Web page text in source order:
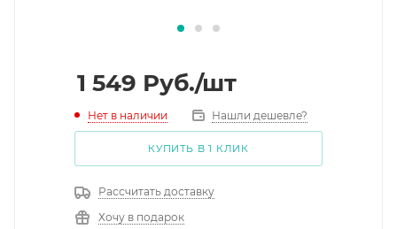
1 549 Руб./шт
Нет в наличии Нашли дешевле?
КУПИТЬ В 1 КЛИК
Рассчитать доставку
Хочу в подарок